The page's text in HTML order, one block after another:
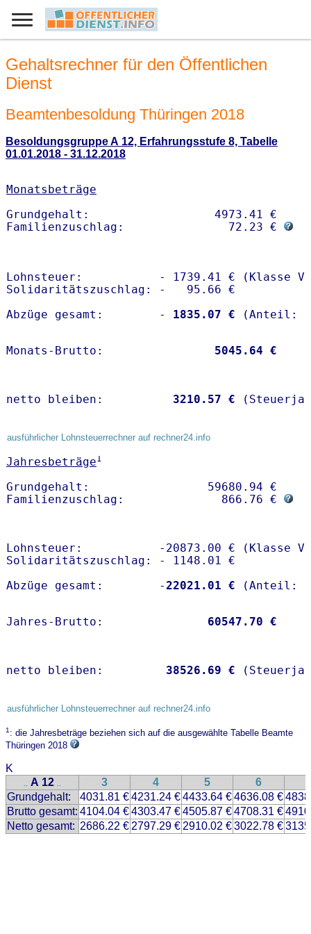
Gehaltsrechner für den Öffentlichen
Dienst
Beamtenbesoldung Thüringen 2018
Besoldungsgruppe A 12, Erfahrungsstufe 8, Tabelle
01.01.2018 - 31.12.2018
Monatsbeträge
Grundgehalt:                  4973.41 €
Familienzuschlag:               72.23 €
Lohnsteuer:           - 1739.41 € (Klasse V)
Solidaritätszuschlag: -   95.66 €
Abzüge gesamt:        -
1835.07 €
Monats-Brutto: 5045.64 €
netto bleiben: 3210.57 €
ausführlicher Lohnsteuerrechner auf rechner24.info
Jahresbeträge1
Grundgehalt:                 59680.94 €
Familienzuschlag:              866.76 €
Lohnsteuer:           -20873.00 € (Klasse V)
Solidaritätszuschlag: - 1148.01 €
Abzüge gesamt:        -22021.01 €
Jahres-Brutto: 60547.70 €
netto bleiben: 38526.69 €
ausführlicher Lohnsteuerrechner auf rechner24.info
1: die Jahresbeträge beziehen sich auf die ausgewählte Tabelle Beamte
Thüringen 2018
K
.. A 12 .. 3 4 5 6
Grundgehalt:
4031.81 €4231.24 €4433.64 €4636.08 €
Brutto gesamt: 4104.04 €4303.47 €4505.87 €4708.31 €
Netto gesamt: 2686.22 € 2797.29 € 2910.02 €3022.78 €